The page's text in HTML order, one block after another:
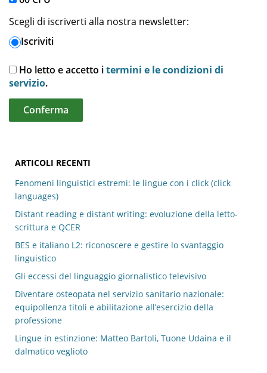
Scegli di iscriverti alla nostra newsletter:
Iscriviti
Ho letto e accetto itermini e le condizioni di
servizio.
ARTICOLI RECENTI
Fenomeni linguistici estremi: le lingue con i click (click
languages)
Distant reading e distant writing: evoluzione della letto-
scrittura e QCER
BES e italiano L2: riconoscere e gestire lo svantaggio
linguistico
Gli eccessi del linguaggio giornalistico televisivo
Diventare osteopata nel servizio sanitario nazionale:
equipollenza titoli e abilitazione all’esercizio della
professione
Lingue in estinzione: Matteo Bartoli, Tuone Udaina e il
dalmatico veglioto